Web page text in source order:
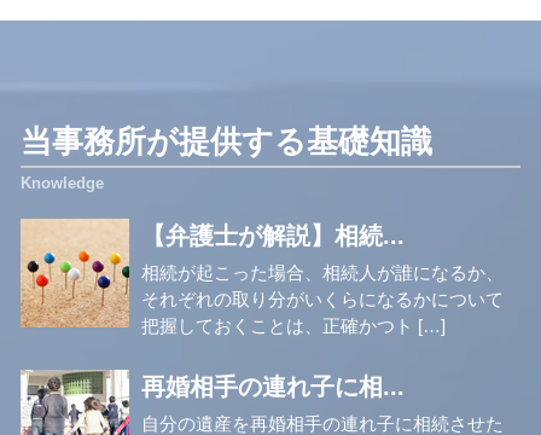
当事務所が提供する基礎知識
【弁護士が解説】相続...
相続が起こった場合、相続人が誰になるか、
それぞれの取り分がいくらになるかについて
把握しておくことは、正確かつト […]
再婚相手の連れ子に相...
自分の遺産を再婚相手の連れ子に相続させた